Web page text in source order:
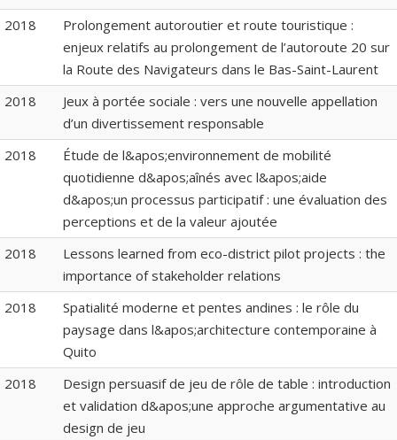
2018
Prolongement autoroutier et route touristique :
enjeux relatifs au prolongement de l’autoroute 20 sur
la Route des Navigateurs dans le Bas-Saint-Laurent
2018
Jeux à portée sociale : vers une nouvelle appellation
d’un divertissement responsable
2018
Étude de l&apos;environnement de mobilité
quotidienne d&apos;aînés avec l&apos;aide
d&apos;un processus participatif : une évaluation des
perceptions et de la valeur ajoutée
2018
Lessons learned from eco-district pilot projects : the
importance of stakeholder relations
2018
Spatialité moderne et pentes andines : le rôle du
paysage dans l&apos;architecture contemporaine à
Quito
2018
Design persuasif de jeu de rôle de table : introduction
et validation d&apos;une approche argumentative au
design de jeu